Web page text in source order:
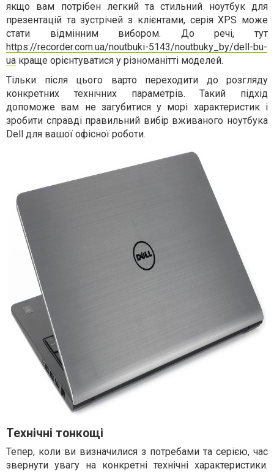
якщо вам потрібен легкий та стильний ноутбук для
презентацій та зустрічей з клієнтами, серія XPS може
стати відмінним вибором. До речі, тут
https://recorder.com.ua/noutbuki-5143/noutbuky_by/dell-bu-
ua краще орієнтуватися у різноманітті моделей.
Тільки після цього варто переходити до розгляду
конкретних технічних параметрів. Такий підхід
допоможе вам не загубитися у морі характеристик і
зробити справді правильний вибір вживаного ноутбука
Dell для вашої офісної роботи.
Технічні тонкощі
Тепер, коли ви визначилися з потребами та серією, час
звернути увагу на конкретні технічні характеристики.